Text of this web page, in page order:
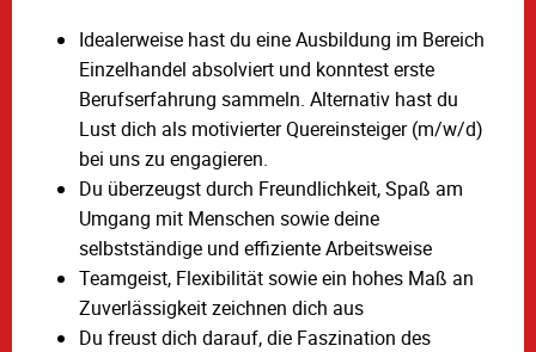
Idealerweise hast du eine Ausbildung im Bereich
Einzelhandel absolviert und konntest erste
Berufserfahrung sammeln. Alternativ hast du
Lust dich als motivierter Quereinsteiger (m/w/d)
bei uns zu engagieren.
Du überzeugst durch Freundlichkeit, Spaß am
Umgang mit Menschen sowie deine
selbstständige und effiziente Arbeitsweise
Teamgeist, Flexibilität sowie ein hohes Maß an
Zuverlässigkeit zeichnen dich aus
Du freust dich darauf, die Faszination des